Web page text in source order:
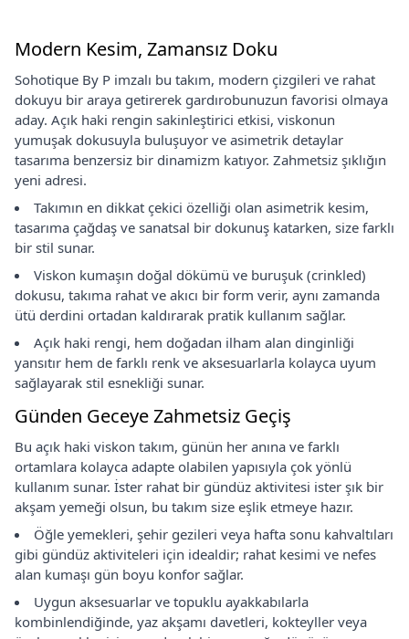
Modern Kesim, Zamansız Doku
Sohotique By P imzalı bu takım, modern çizgileri ve rahat
dokuyu bir araya getirerek gardırobunuzun favorisi olmaya
aday. Açık haki rengin sakinleştirici etkisi, viskonun
yumuşak dokusuyla buluşuyor ve asimetrik detaylar
tasarıma benzersiz bir dinamizm katıyor. Zahmetsiz şıklığın
yeni adresi.
Takımın en dikkat çekici özelliği olan asimetrik kesim,
tasarıma çağdaş ve sanatsal bir dokunuş katarken, size farklı
bir stil sunar.
Viskon kumaşın doğal dökümü ve buruşuk (crinkled)
dokusu, takıma rahat ve akıcı bir form verir, aynı zamanda
ütü derdini ortadan kaldırarak pratik kullanım sağlar.
Açık haki rengi, hem doğadan ilham alan dinginliği
yansıtır hem de farklı renk ve aksesuarlarla kolayca uyum
sağlayarak stil esnekliği sunar.
Günden Geceye Zahmetsiz Geçiş
Bu açık haki viskon takım, günün her anına ve farklı
ortamlara kolayca adapte olabilen yapısıyla çok yönlü
kullanım sunar. İster rahat bir gündüz aktivitesi ister şık bir
akşam yemeği olsun, bu takım size eşlik etmeye hazır.
Öğle yemekleri, şehir gezileri veya hafta sonu kahvaltıları
gibi gündüz aktiviteleri için idealdir; rahat kesimi ve nefes
alan kumaşı gün boyu konfor sağlar.
Uygun aksesuarlar ve topuklu ayakkabılarla
kombinlendiğinde, yaz akşamı davetleri, kokteyller veya